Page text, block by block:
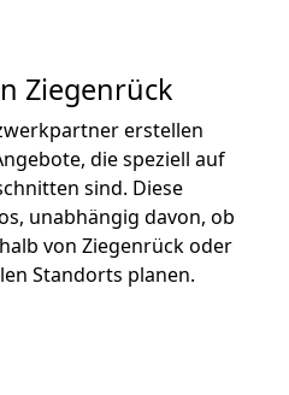
Ziegenrück
erstellen
die speziell auf
sind. Diese
unabhängig davon, ob
von Ziegenrück oder
Standorts planen.